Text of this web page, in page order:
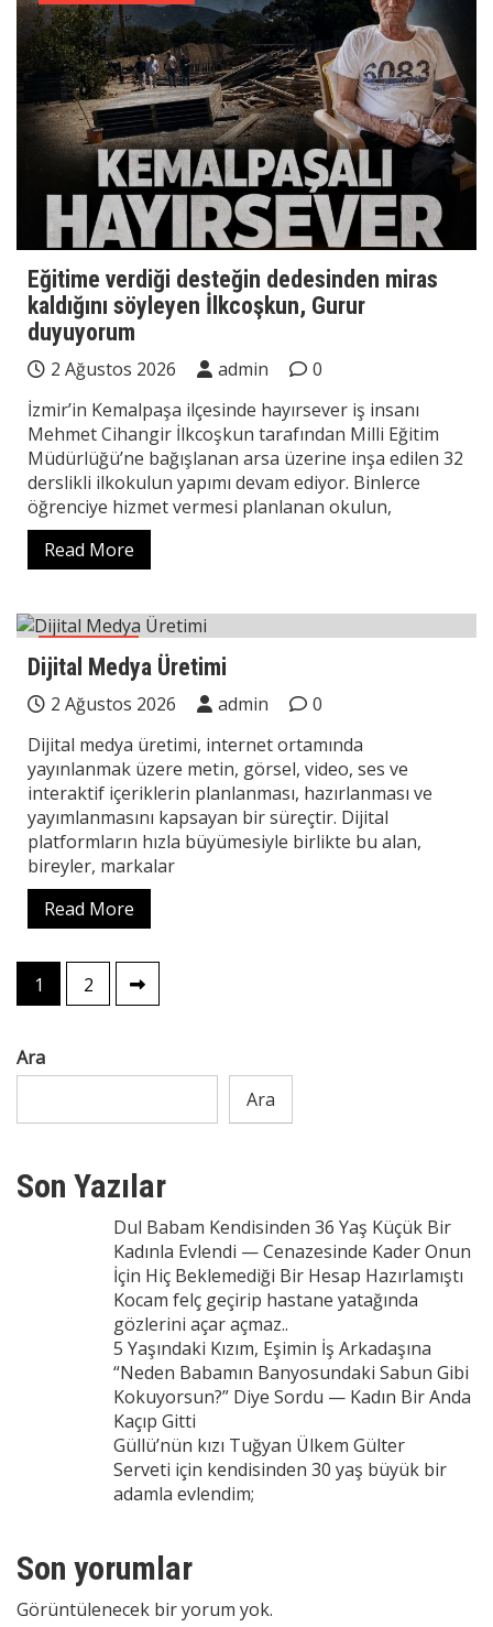
Eğitime verdiği desteğin dedesinden miras
kaldığını söyleyen İlkcoşkun, Gurur
duyuyorum
2 Ağustos 2026 admin
0
İzmir’in Kemalpaşa ilçesinde hayırsever iş insanı
Mehmet Cihangir İlkcoşkun tarafından Milli Eğitim
Müdürlüğü’ne bağışlanan arsa üzerine inşa edilen 32
derslikli ilkokulun yapımı devam ediyor. Binlerce
öğrenciye hizmet vermesi planlanan okulun,
Read More
Teknoloji
Dijital Medya Üretimi
2 Ağustos 2026 admin
0
Dijital medya üretimi, internet ortamında
yayınlanmak üzere metin, görsel, video, ses ve
interaktif içeriklerin planlanması, hazırlanması ve
yayımlanmasını kapsayan bir süreçtir. Dijital
platformların hızla büyümesiyle birlikte bu alan,
bireyler, markalar
Read More
Yazı
sayfalaması
1 2
Ara
Ara
Son Yazılar
Dul Babam Kendisinden 36 Yaş Küçük Bir
Kadınla Evlendi — Cenazesinde Kader Onun
İçin Hiç Beklemediği Bir Hesap Hazırlamıştı
Kocam felç geçirip hastane yatağında
gözlerini açar açmaz..
5 Yaşındaki Kızım, Eşimin İş Arkadaşına
“Neden Babamın Banyosundaki Sabun Gibi
Kokuyorsun?” Diye Sordu — Kadın Bir Anda
Kaçıp Gitti
Güllü’nün kızı Tuğyan Ülkem Gülter
Serveti için kendisinden 30 yaş büyük bir
adamla evlendim;
Son yorumlar
Görüntülenecek bir yorum yok.